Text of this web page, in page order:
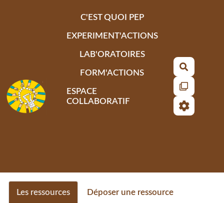
C'EST QUOI PEP
EXPERIMENT'ACTIONS
LAB'ORATOIRES
FORM'ACTIONS
ESPACE
COLLABORATIF
Les ressources Déposer une ressource